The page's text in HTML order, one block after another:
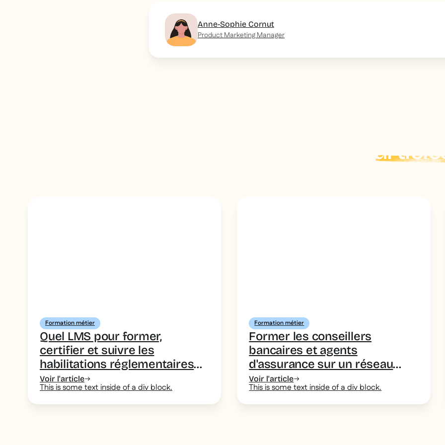
Anne-Sophie Cornut
Product Marketing Manager
Formation métier
Quel LMS pour former,
certifier et suivre les
habilitations réglementaires
des équipes terrain ?
Voir l'article
This is some text inside of a div block.
Formation métier
Former les conseillers
bancaires et agents
d'assurance sur un réseau
d'agences : conformité,
produits complexes et
discours homogène
Voir l'article
This is some text inside of a div block.